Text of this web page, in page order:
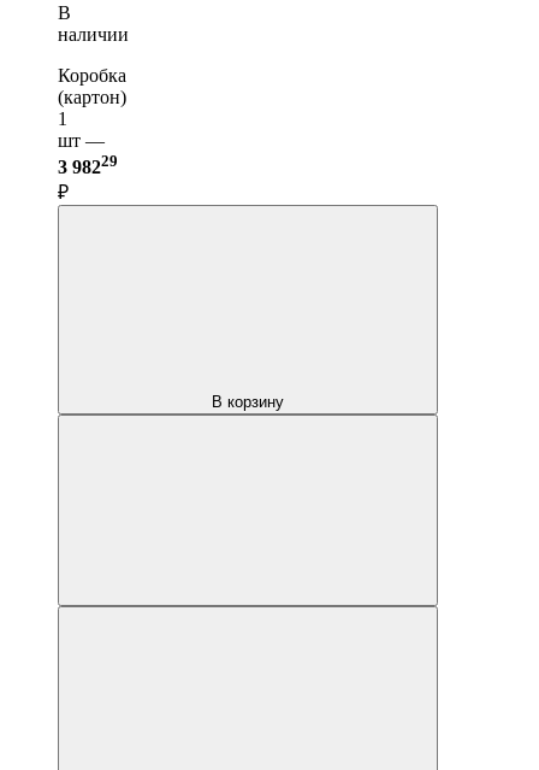
В
наличии
Коробка
(картон)
1
шт —
3 98229
₽
В корзину